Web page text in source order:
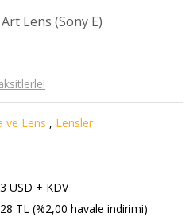
Lens (Sony E)
ve Lens , Lensler
USD + KDV
TL (%2,00 havale indirimi)